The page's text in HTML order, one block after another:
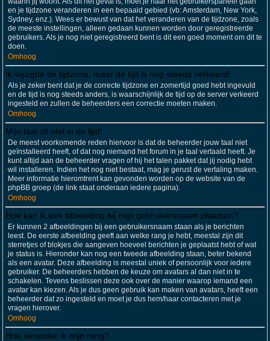
en je tijdzone veranderen in een bepaald gebied (vb: Amsterdam, New York,
Sydney, enz.). Wees er bewust van dat het veranderen van de tijdzone, zoals
de meeste instellingen, alleen gedaan kunnen worden door geregistreerde
gebruikers. Als je nog niet geregistreerd bent is dit een goed moment om dit te
doen.
Omhoog
Ik wijzigde de tijdzone, maar de tijd is nog steeds verkeerd!
Als je zeker bent dat je de correcte tijdzone en zomertijd goed hebt ingevuld
en de tijd is nog steeds anders, is waarschijnlijk de tijd op de server verkeerd
ingesteld en zullen de beheerders een correctie moeten maken.
Omhoog
Mijn taal zit niet in de lijst!
De meest voorkomende reden hiervoor is dat de beheerder jouw taal niet
geïnstalleerd heeft, of dat nog niemand het forum in je taal vertaald heeft. Je
kunt altijd aan de beheerder vragen of hij het talen pakket dat jij nodig hebt
wil installeren. Indien het nog niet bestaat, mag je gerust de vertaling maken.
Meer informatie hieromtrent kan gevonden worden op de website van de
phpBB groep (de link staat onderaan iedere pagina).
Omhoog
Hoe kan ik een afbeelding bij mijn gebruikersnaam plaatsen?
Er kunnen 2 afbeeldingen bij een gebruikersnaam staan als je berichten
leest. De eerste afbeelding geeft aan welke rang je hebt, meestal zijn dit
sterretjes of blokjes die aangeven hoeveel berichten je geplaatst hebt of wat
je status is. Hieronder kan nog een tweede afbeelding staan, beter bekend
als een avatar. Deze afbeelding is meestal uniek of persoonlijk voor iedere
gebruiker. De beheerders hebben de keuze om avatars al dan niet in te
schakelen. Tevens beslissen deze ook over de manier waarop iemand een
avatar kan kiezen. Als je dus geen gebruik kan maken van avatars, heeft een
beheerder dat zo ingesteld en moet je dus hem/haar contacteren met je
vragen hierover.
Omhoog
Hoe verander ik mijn rang?